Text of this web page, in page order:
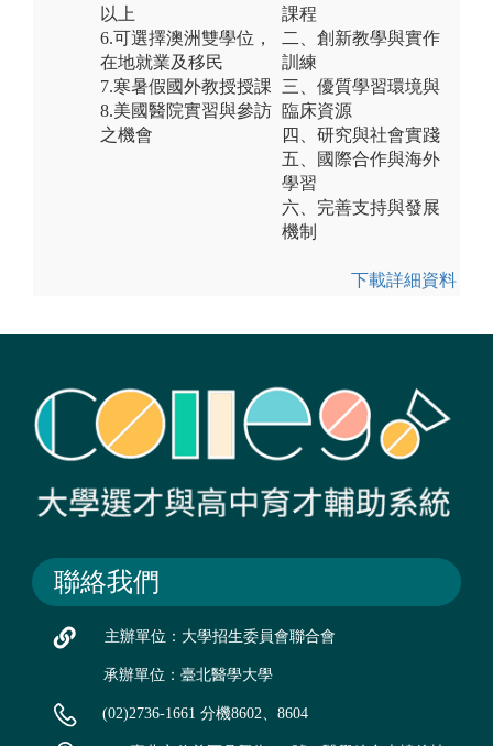
以上
6.可選擇澳洲雙學位，
在地就業及移民
7.寒暑假國外教授授課
8.美國醫院實習與參訪
之機會
課程
二、創新教學與實作
訓練
三、優質學習環境與
臨床資源
四、研究與社會實踐
五、國際合作與海外
學習
六、完善支持與發展
機制
下載詳細資料
聯絡我們
主辦單位：大學招生委員會聯合會
承辦單位：臺北醫學大學
(02)2736-1661 分機8602、8604